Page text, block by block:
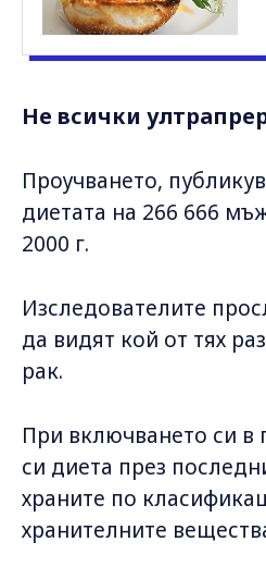
Не всички
Проучването,
диетата на 266 666
2000 г.
Изследователите
да видят кой от тях
рак.
При включването си в
си диета през
храните по
хранителните